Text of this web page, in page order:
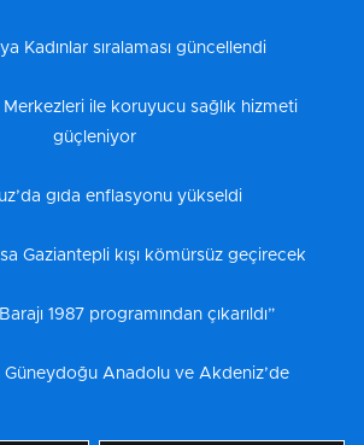
Kadınlar sıralaması güncellendi
Merkezleri ile koruyucu sağlık hizmeti
güçleniyor
gıda enflasyonu yükseldi
Gaziantepli kışı kömürsüz geçirecek
1987 programından çıkarıldı”
Güneydoğu Anadolu ve Akdeniz’de